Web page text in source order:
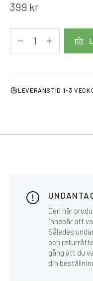
399 kr
LEVERANSTID 1-3
Den här
innebär att
Således
och
gång att du
din